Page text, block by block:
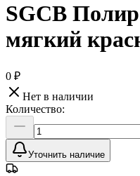
SGCB
мягкий
0 ₽
Нет в наличии
Количество:
Уточнить наличие